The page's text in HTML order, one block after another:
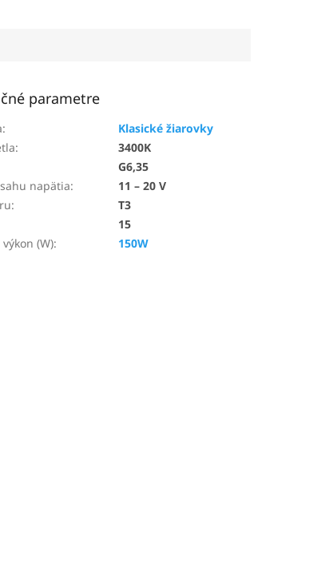
parametre
:
Klasické žiarovky
:
3400K
G6,35
napätia:
11 – 20 V
:
T3
15
(W): 150W